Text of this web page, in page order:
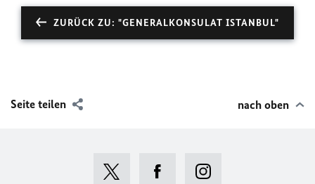
ZURÜCK ZU: "GENERALKONSULAT ISTANBUL"
Seite teilen nach oben